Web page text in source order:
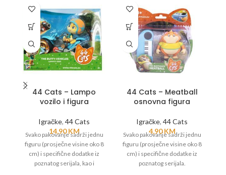
44 Cats – Lampo
vozilo i figura
Igračke, 44 Cats
14,90KM
Svako pakovanje sadrži jednu
figuru (prosječne visine oko 8
cm) i specifične dodatke iz
poznatog serijala, kao i
44 Cats – Meatball
osnovna figura
Igračke, 44 Cats
4,90KM
Svako pakovanje sadrži jednu
figuru (prosječne visine oko 8
cm) i specifične dodatke iz
poznatog serijala.